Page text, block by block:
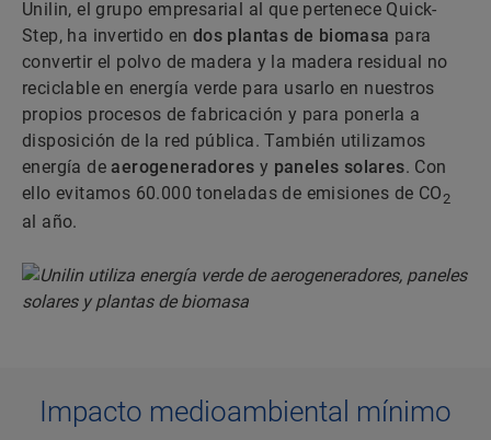
Unilin, el grupo empresarial al que pertenece Quick-
Step, ha invertido en dos plantas de biomasa para
convertir el polvo de madera y la madera residual no
reciclable en energía verde para usarlo en nuestros
propios procesos de fabricación y para ponerla a
disposición de la red pública. También utilizamos
energía deaerogeneradores y paneles solares. Con
ello evitamos 60.000 toneladas de emisiones de CO2
al año.
Impacto medioambiental mínimo